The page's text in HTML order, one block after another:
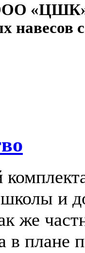
«ЦШК»
навесов
школы и
же
в плане